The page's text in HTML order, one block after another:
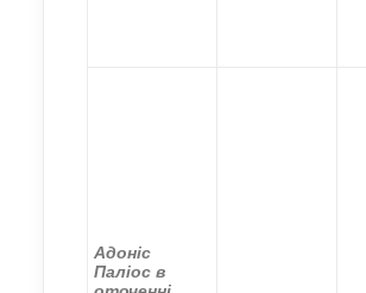
Адоніс
Паліос в